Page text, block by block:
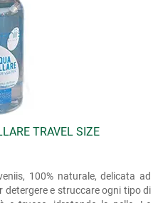
TRAVEL SIZE
100% naturale, delicata ad
e struccare ogni tipo di